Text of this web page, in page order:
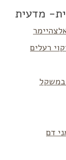
מדעית
רעלים
במשקל
דם